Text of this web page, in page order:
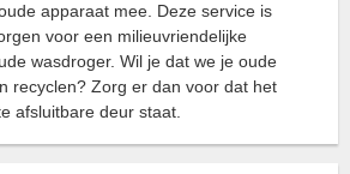
apparaat mee. Deze service is
voor een milieuvriendelijke
wasdroger. Wil je dat we je oude
recyclen? Zorg er dan voor dat het
afsluitbare deur staat.